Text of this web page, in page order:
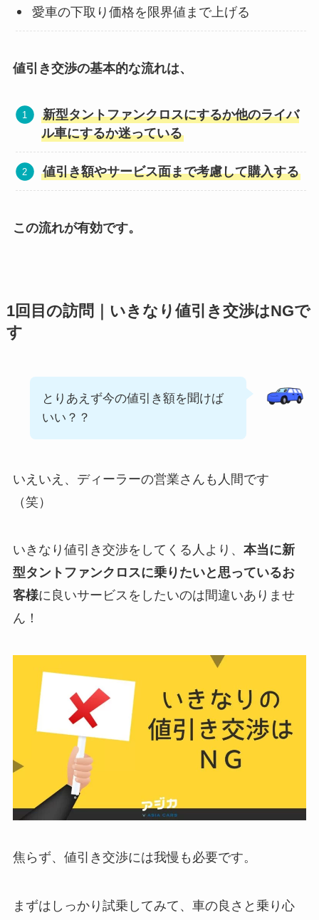
愛車の下取り価格を限界値まで上げる
値引き交渉の基本的な流れは、
新型タントファンクロスにするか他のライバ
ル車にするか迷っている
値引き額やサービス面まで考慮して購入する
この流れが有効です。
1回目の訪問｜いきなり値引き交渉はNGで
す
とりあえず今の値引き額を聞けば
いい？？
いえいえ、ディーラーの営業さんも人間です
（笑）
いきなり値引き交渉をしてくる人より、 本当に新
型タントファンクロスに乗りたいと思っているお
客様に良いサービスをしたいのは間違いありませ
ん！
焦らず、値引き交渉には我慢も必要です。
まずはしっかり試乗してみて、車の良さと乗り心